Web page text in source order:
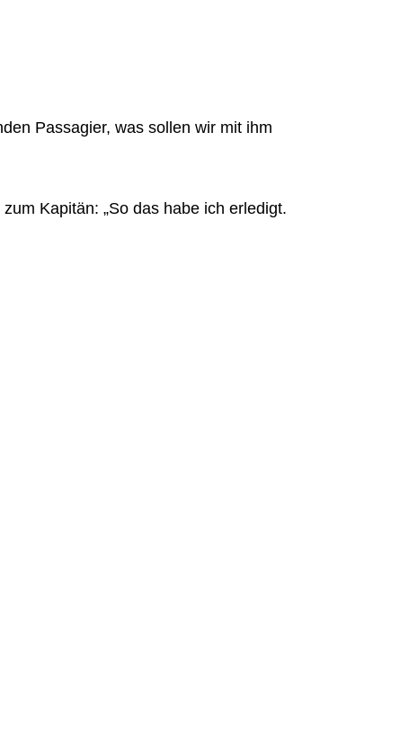
Passagier, was sollen wir mit ihm
Kapitän: „So das habe ich erledigt.